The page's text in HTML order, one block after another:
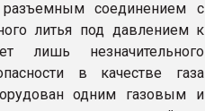
разъемным соединением с
литья под давлением к
лишь незначительного
в качестве газа
одним газовым и